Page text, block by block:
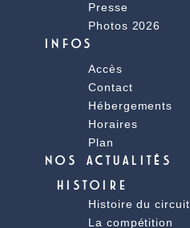
Presse
Photos 2026
INFOS
Accès
Contact
Hébergements
Horaires
Plan
NOS ACTUALITÉS
HISTOIRE
Histoire du circuit
La compétition